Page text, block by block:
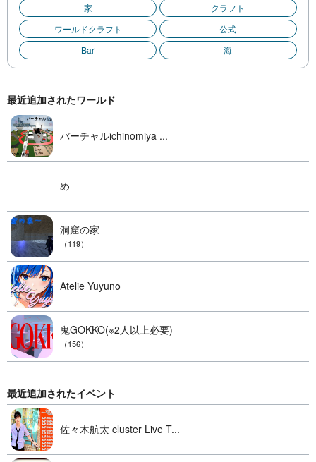
家
クラフト
ワールドクラフト
公式
Bar
海
最近追加されたワールド
バーチャルichinomiya ...
め
洞窟の家
（119）
Atelie Yuyuno
鬼GOKKO(※2人以上必要)
（156）
最近追加されたイベント
佐々木航太 cluster Live T...